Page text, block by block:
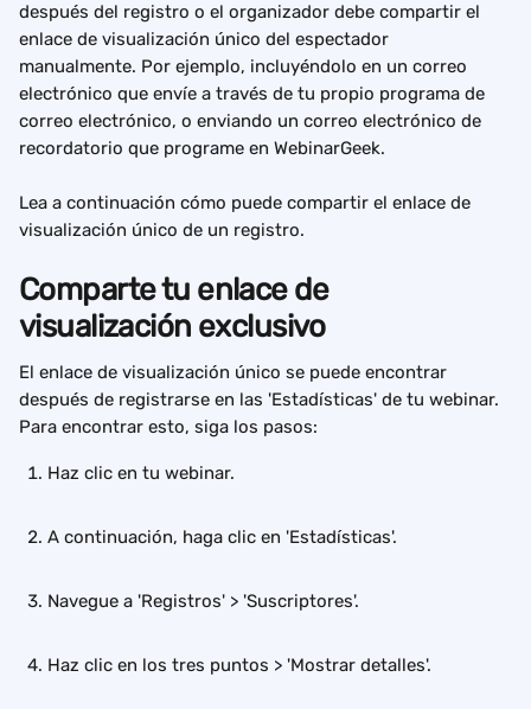
después del registro o el organizador debe compartir el
enlace de visualización único del espectador
manualmente. Por ejemplo, incluyéndolo en un correo
electrónico que envíe a través de tu propio programa de
correo electrónico, o enviando un correo electrónico de
recordatorio que programe en WebinarGeek.
Lea a continuación cómo puede compartir el enlace de
visualización único de un registro.
Comparte tu enlace de
visualización exclusivo
El enlace de visualización único se puede encontrar
después de registrarse en las 'Estadísticas' de tu webinar.
Para encontrar esto, siga los pasos:
Haz clic en tu webinar.
A continuación, haga clic en 'Estadísticas'.
Navegue a 'Registros' > 'Suscriptores'.
Haz clic en los tres puntos > 'Mostrar detalles'.